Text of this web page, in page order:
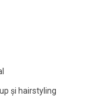
și hairstyling